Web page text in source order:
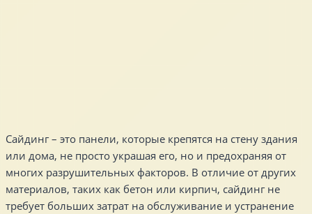
Сайдинг – это панели, которые крепятся на стену здания
или дома, не просто украшая его, но и предохраняя от
многих разрушительных факторов. В отличие от других
материалов, таких как бетон или кирпич, сайдинг не
требует больших затрат на обслуживание и устранение